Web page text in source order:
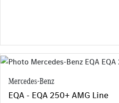
Mercedes-Benz
EQA - EQA 250+ AMG Line